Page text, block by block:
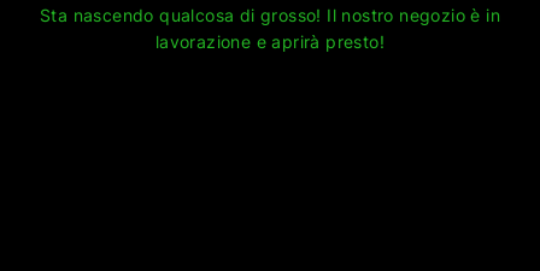
Sta nascendo qualcosa di grosso! Il nostro negozio è in
lavorazione e aprirà presto!